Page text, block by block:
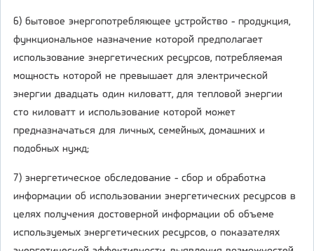
6) бытовое энергопотребляющее устройство - продукция,
функциональное назначение которой предполагает
использование энергетических ресурсов, потребляемая
мощность которой не превышает для электрической
энергии двадцать один киловатт, для тепловой энергии
сто киловатт и использование которой может
предназначаться для личных, семейных, домашних и
подобных нужд;
7) энергетическое обследование - сбор и обработка
информации об использовании энергетических ресурсов в
целях получения достоверной информации об объеме
используемых энергетических ресурсов, о показателях